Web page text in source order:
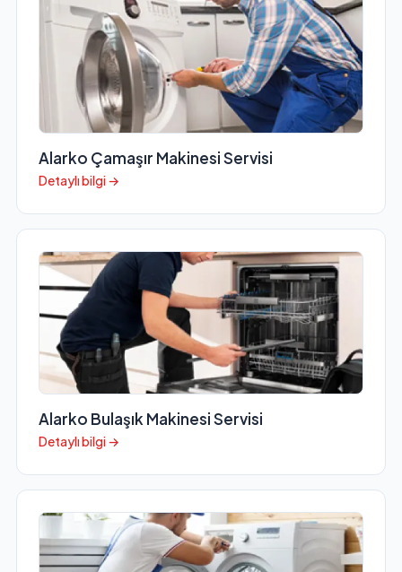
Alarko Çamaşır Makinesi Servisi
Detaylı bilgi →
Alarko Bulaşık Makinesi Servisi
Detaylı bilgi →